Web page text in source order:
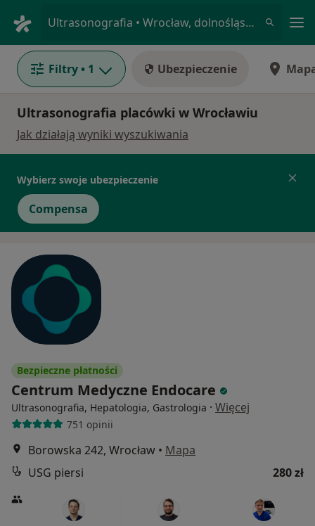
Ultrasonografia • Wrocław, dolnośląskie
Filtry • 1 Ubezpieczenie
Ultrasonografia placówki w Wrocławiu
Jak działają wyniki wyszukiwania
Wybierz swoje ubezpieczenie
Compensa
Bezpieczne płatności
Centrum Medyczne Endocare
Ultrasonografia, Hepatologia, Gastrologia · Więcej
751 opinii
Borowska 242, Wrocław • Mapa
USG piersi
280 zł